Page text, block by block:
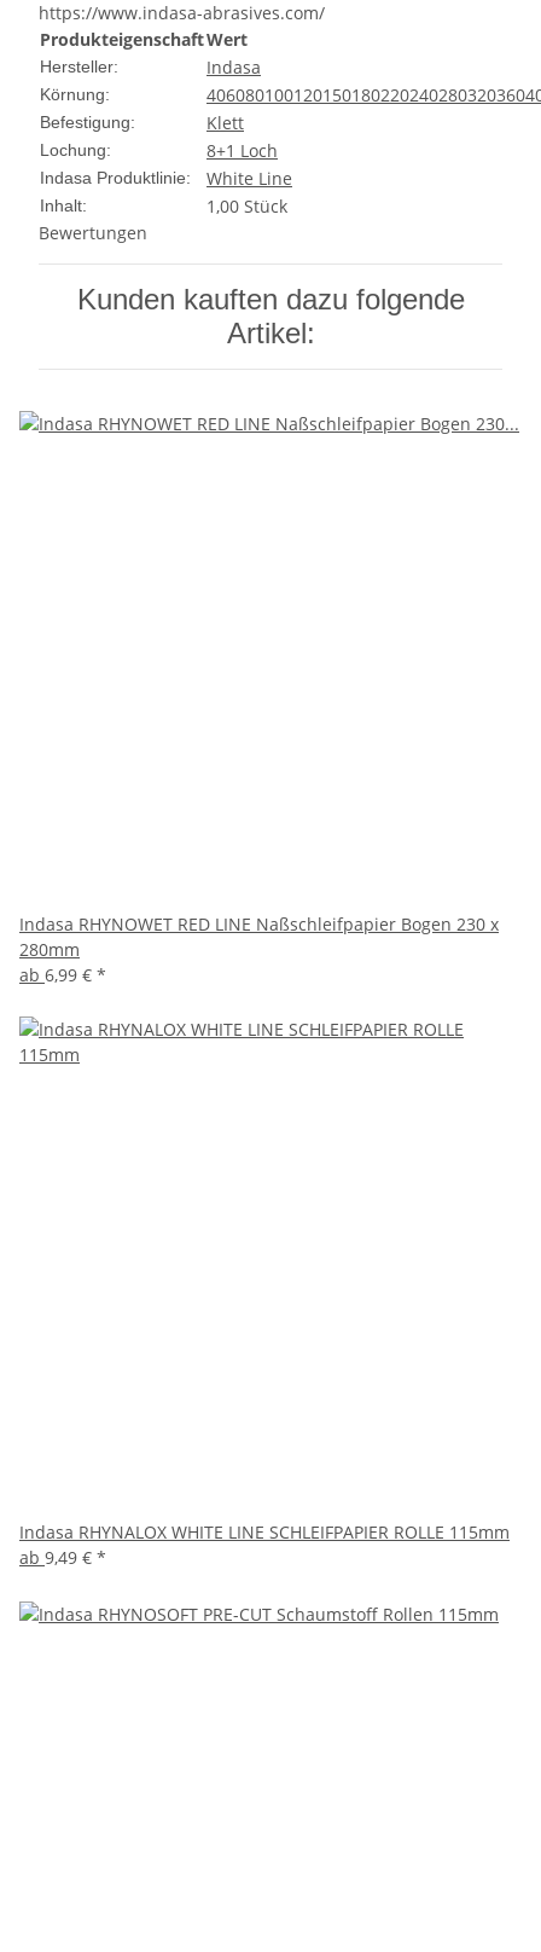
https://www.indasa-abrasives.com/
ProdukteigenschaftWert
Hersteller: Indasa
Körnung: 406080100120150180220240280320360
Befestigung: Klett
Lochung: 8+1 Loch
Indasa Produktlinie: White Line
Inhalt:
1,00 Stück
Bewertungen
Kunden kauften dazu folgende
Artikel:
Indasa RHYNOWET RED LINE Naßschleifpapier Bogen 230 x
280mm
ab 6,99 € *
Indasa RHYNALOX WHITE LINE SCHLEIFPAPIER ROLLE 115mm
ab 9,49 € *